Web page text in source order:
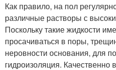
Как правило, на пол
различные растворы с
Поскольку такие жидкости
просачиваться в поры,
неровности основания, для
гидроизоляция. Качественно